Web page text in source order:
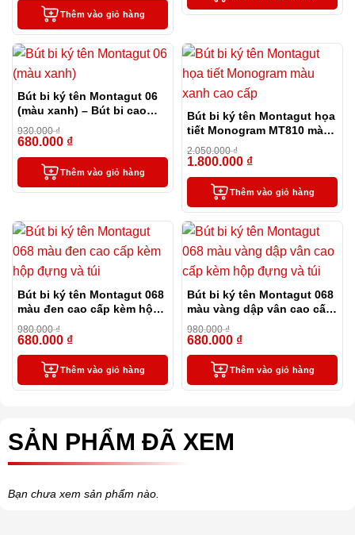
Thêm vào giỏ hàng
Bút bi ký tên Montagut 06
(màu xanh) – Bút bi cao
cấp làm quà tặng sếp
930.000₫
680.000 ₫
Thêm vào giỏ hàng
Bút bi ký tên Montagut họa
tiết Monogram MT810 màu
xanh cao cấp
2.050.000₫
1.800.000 ₫
Thêm vào giỏ hàng
Bút bi ký tên Montagut 068
màu đen cao cấp kèm hộp
đựng và túi
980.000₫
680.000 ₫
Thêm vào giỏ hàng
Bút bi ký tên Montagut 068
màu vàng dập vân cao cấp
kèm hộp đựng và túi
980.000₫
680.000 ₫
Thêm vào giỏ hàng
SẢN PHẨM ĐÃ XEM
Bạn chưa xem sản phẩm nào.